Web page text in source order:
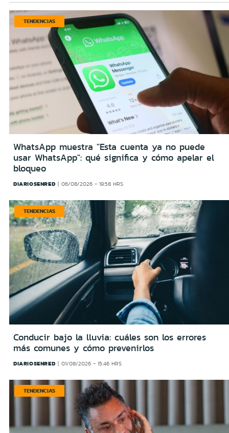
TENDENCIAS
WhatsApp muestra "Esta cuenta ya no puede
usar WhatsApp": qué significa y cómo apelar el
bloqueo
DIARIOSENRED 06/08/2026 - 19:58 HRS
TENDENCIAS
Conducir bajo la lluvia: cuáles son los errores
más comunes y cómo prevenirlos
DIARIOSENRED 01/08/2026 - 15:46 HRS
TENDENCIAS